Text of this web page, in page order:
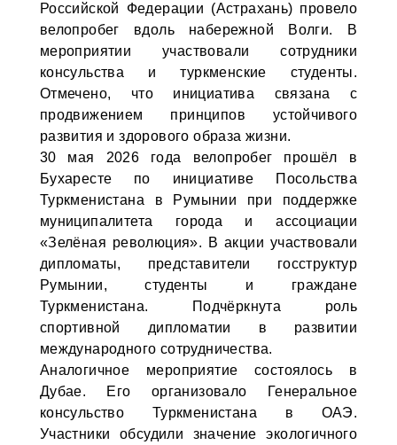
Российской Федерации (Астрахань) провело
велопробег вдоль набережной Волги. В
мероприятии участвовали сотрудники
консульства и туркменские студенты.
Отмечено, что инициатива связана с
продвижением принципов устойчивого
развития и здорового образа жизни.
30 мая 2026 года велопробег прошёл в
Бухаресте по инициативе Посольства
Туркменистана в Румынии при поддержке
муниципалитета города и ассоциации
«Зелёная революция». В акции участвовали
дипломаты, представители госструктур
Румынии, студенты и граждане
Туркменистана. Подчёркнута роль
спортивной дипломатии в развитии
международного сотрудничества.
Аналогичное мероприятие состоялось в
Дубае. Его организовало Генеральное
консульство Туркменистана в ОАЭ.
Участники обсудили значение экологичного